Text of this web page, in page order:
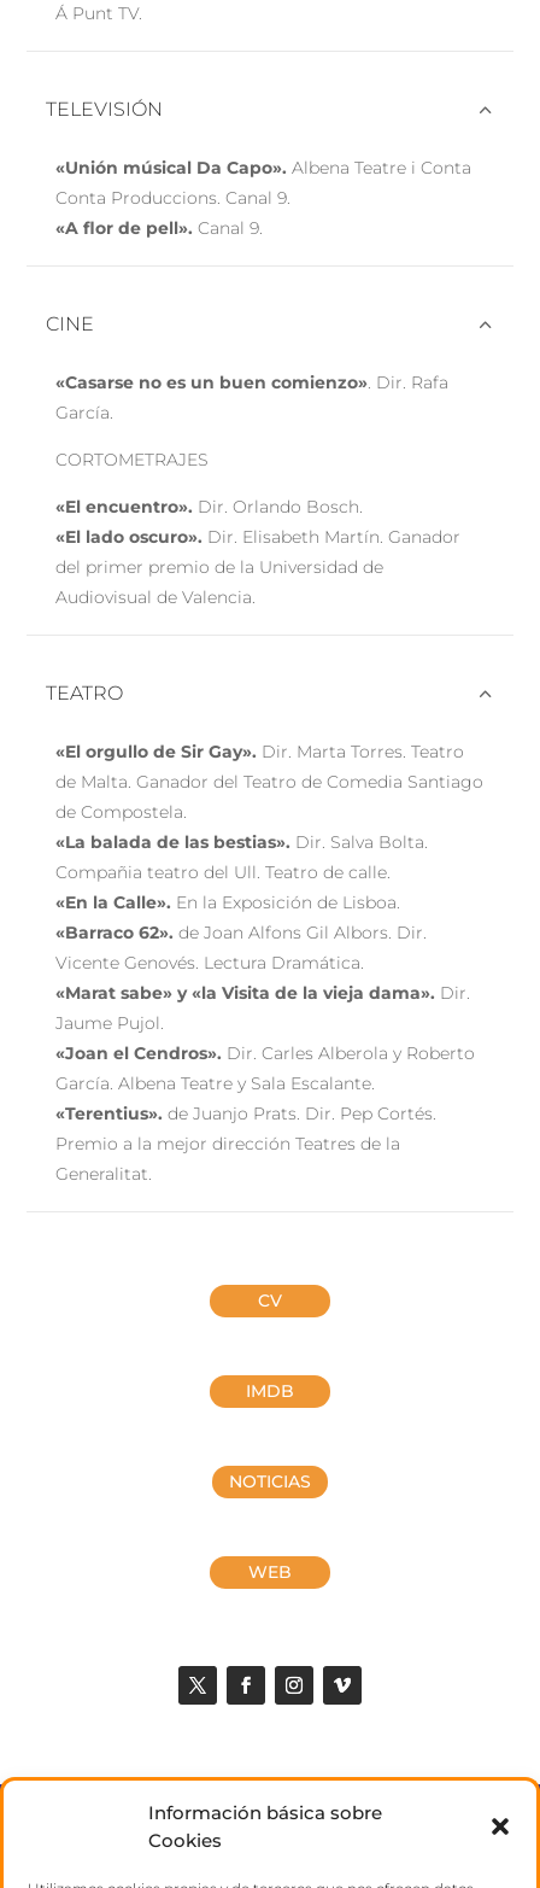
Información básica sobre
Cookies
Á Punt TV.
TELEVISIÓN
«Unión músical Da Capo». Albena Teatre i Conta
Conta Produccions. Canal 9.
«A flor de pell». Canal 9.
CINE
«Casarse no es un buen comienzo». Dir. Rafa
García.
CORTOMETRAJES
«El encuentro». Dir. Orlando Bosch.
«El lado oscuro». Dir. Elisabeth Martín. Ganador
del primer premio de la Universidad de
Audiovisual de Valencia.
TEATRO
«El orgullo de Sir Gay». Dir. Marta Torres. Teatro
de Malta. Ganador del Teatro de Comedia Santiago
de Compostela.
«La balada de las bestias». Dir. Salva Bolta.
Compañia teatro del Ull. Teatro de calle.
«En la Calle». En la Exposición de Lisboa.
«Barraco 62». de Joan Alfons Gil Albors. Dir.
Vicente Genovés. Lectura Dramática.
«Marat sabe» y «la Visita de la vieja dama». Dir.
Jaume Pujol.
«Joan el Cendros». Dir. Carles Alberola y Roberto
García. Albena Teatre y Sala Escalante.
«Terentius». de Juanjo Prats. Dir. Pep Cortés.
Premio a la mejor dirección Teatres de la
Generalitat.
CV
IMDB
NOTICIAS
WEB
NOSOTROS